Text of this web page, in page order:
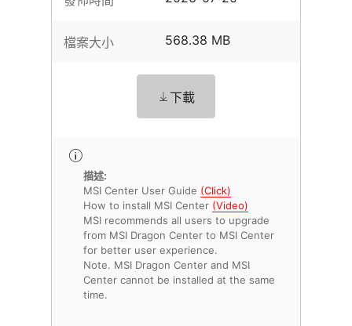
檔案大小 568.38 MB
下載
描述:
MSI Center User Guide (Click)
How to install MSI Center (Video)
MSI recommends all users to upgrade
from MSI Dragon Center to MSI Center
for better user experience.
Note. MSI Dragon Center and MSI
Center cannot be installed at the same
time.